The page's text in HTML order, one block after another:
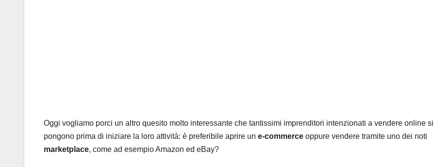
Oggi vogliamo porci un altro quesito molto interessante che tantissimi imprenditori intenzionati a vendere online si
pongono prima di iniziare la loro attività: è preferibile aprire un e-commerce oppure vendere tramite uno dei noti
marketplace, come ad esempio Amazon ed eBay?